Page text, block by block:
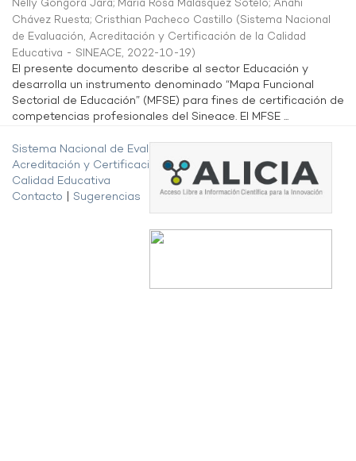
Nelly Góngora Jara; María Rosa Malásquez Sotelo; Anahí
Chávez Ruesta; Cristhian Pacheco Castillo (Sistema Nacional
de Evaluación, Acreditación y Certificación de la Calidad
Educativa - SINEACE, 2022-10-19)
El presente documento describe al sector Educación y
desarrolla un instrumento denominado “Mapa Funcional
Sectorial de Educación” (MFSE) para fines de certificación de
competencias profesionales del Sineace. El MFSE ...
Sistema Nacional de Evaluación,
Acreditación y Certificación de la
Calidad Educativa
Contacto
Sugerencias